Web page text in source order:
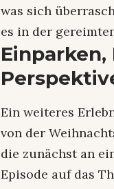
was sich
es in der
Ein weiteres
von der
die zunächst an
Episode auf das